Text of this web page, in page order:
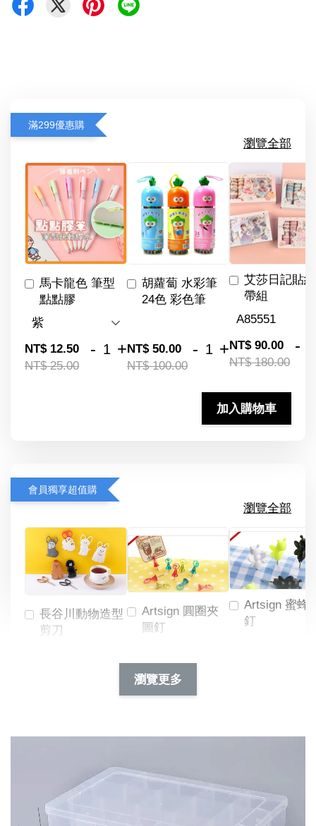
滿299優惠購
瀏覽全部
馬卡龍色 筆型
點點膠
NT$ 12.50
NT$ 25.00
- +
胡蘿蔔 水彩筆
24色 彩色筆
NT$ 50.00
NT$ 100.00
- +
艾莎日記貼
帶組
NT$ 90.00
NT$ 180.00
-
加入購物車
會員獨享超值購
瀏覽全部
長谷川動物造型
剪刀
Artsign 圓圈夾
圖釘
NT$ 19.00
NT$ 66.00
Artsign 蜜蜂
釘
加入購物車
瀏覽更多